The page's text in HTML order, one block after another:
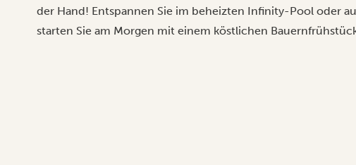
der Hand! Entspannen Sie im beheizten Infinity-Pool oder
starten Sie am Morgen mit einem köstlichen